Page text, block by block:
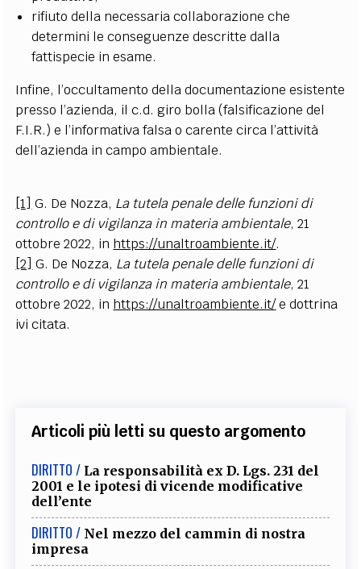
rifiuto della necessaria collaborazione che
determini le conseguenze descritte dalla
fattispecie in esame.
Infine, l’occultamento della documentazione esistente
presso l’azienda, il c.d. giro bolla (falsificazione del
F.I.R.) e l’informativa falsa o carente circa l’attività
dell’azienda in campo ambientale.
[1] G. De Nozza, La tutela penale delle funzioni di
controllo e di vigilanza in materia ambientale, 21
ottobre 2022, in https://unaltroambiente.it/.
[2] G. De Nozza, La tutela penale delle funzioni di
controllo e di vigilanza in materia ambientale, 21
ottobre 2022, in https://unaltroambiente.it/e dottrina
ivi citata.
Articoli più letti su questo argomento
DIRITTO / La responsabilità ex D. Lgs. 231 del
2001 e le ipotesi di vicende modificative
dell’ente
DIRITTO / Nel mezzo del cammin di nostra
impresa